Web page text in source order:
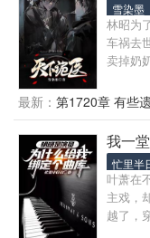
雪染墨
林昭为
车祸去
卖掉奶
任何病
眷，似
最新： 第1720章 有些
我一
忙里半
叶萧在
主戏，
越了，